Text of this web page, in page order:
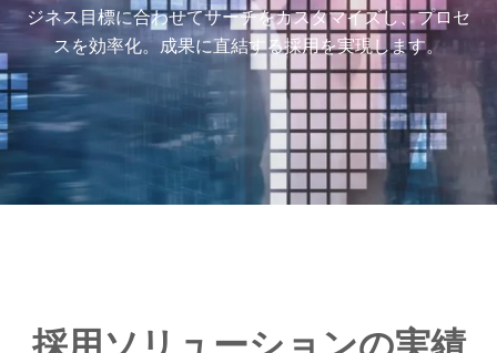
ジネス目標に合わせてサーチをカスタマイズし、プロセ
スを効率化。成果に直結する採用を実現します。